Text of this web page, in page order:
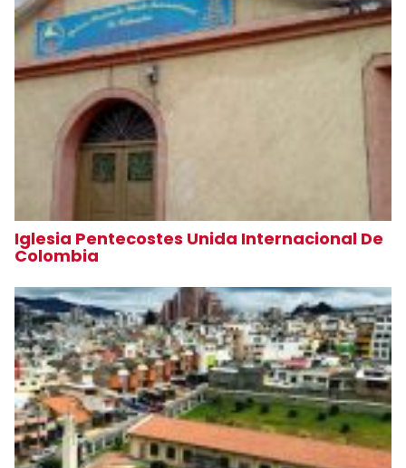
Iglesia Pentecostes Unida Internacional De
Colombia